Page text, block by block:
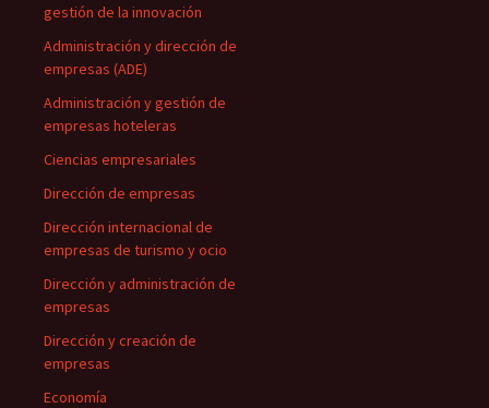
gestión de la innovación
Administración y dirección de
empresas (ADE)
Administración y gestión de
empresas hoteleras
Ciencias empresariales
Dirección de empresas
Dirección internacional de
empresas de turismo y ocio
Dirección y administración de
empresas
Dirección y creación de
empresas
Economía